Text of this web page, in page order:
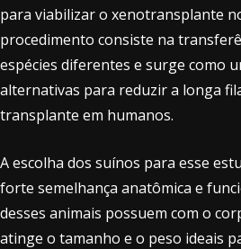
para viabilizar o xenotransplante
procedimento consiste na
espécies diferentes e surge como
alternativas para reduzir a longa
transplante em humanos.
A escolha dos suínos para esse
forte semelhança anatômica e
desses animais possuem com o
atinge o tamanho e o peso ideais